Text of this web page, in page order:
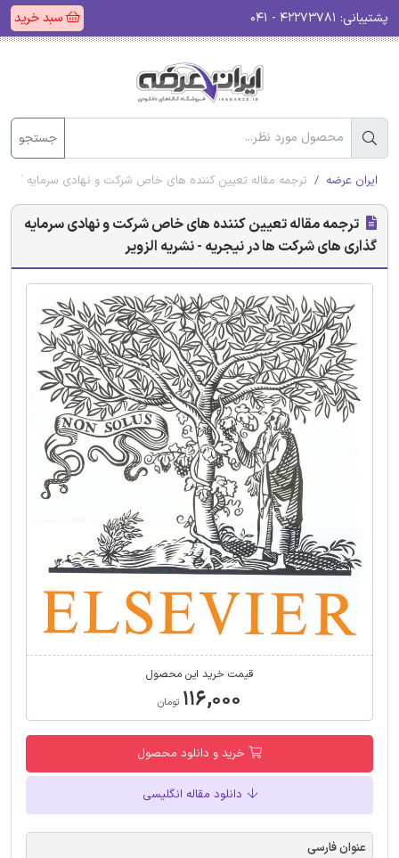
پشتیبانی: سبد خرید
جستجو
ایران عرضه ترجمه مقاله تعیین کننده های خاص شرکت و نهادی سرمایه
ترجمه مقاله تعیین کننده های خاص شرکت و نهادی سرمایه
گذاری های شرکت ها در نیجریه - نشریه الزویر
قیمت خرید این محصول
۱۱۶,۰۰۰ تومان
خرید و دانلود محصول
دانلود مقاله انگلیسی
عنوان فارسی